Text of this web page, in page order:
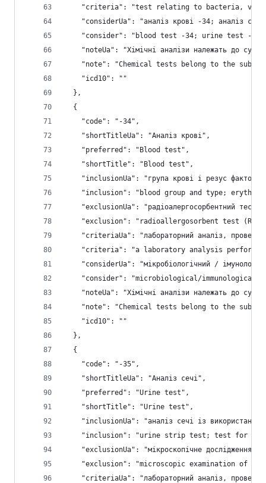
"criteria": "test relating to bacteria,
"considerUa": "аналіз крові -34; аналіз
"consider": "blood test -34; urine test -
"noteUa": "Хімічні аналізи належать до
"note": "Chemical tests belong to the
    "icd10": ""
  },
  {
    "code": "-34",
    "shortTitleUa": "Аналіз крові",
    "preferred": "Blood test",
    "shortTitle": "Blood test",
"inclusionUa": "група крові і резус
"inclusion": "blood group and type;
"exclusionUa": "радіоалергосорбентний тест
"exclusion": "radioallergosorbent test
"criteriaUa": "лабораторний аналіз,
"criteria": "a laboratory analysis
"considerUa": "мікробіологічний /
"consider": "microbiological/immunological
"noteUa": "Хімічні аналізи належать до
"note": "Chemical tests belong to the
    "icd10": ""
  },
  {
    "code": "-35",
    "shortTitleUa": "Аналіз сечі",
    "preferred": "Urine test",
    "shortTitle": "Urine test",
"inclusionUa": "аналіз сечі із
"inclusion": "urine strip test; test for
"exclusionUa": "мікроскопічне дослідження
"exclusion": "microscopic examination of
"criteriaUa": "лабораторний аналіз,